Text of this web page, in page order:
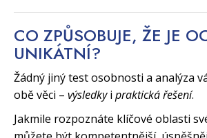
CO ZPŮSOBUJE, ŽE JE
UNIKÁTNÍ?
Žádný jiný test osobnosti a analýza
obě věci – výsledkyi praktická řešení.
Jakmile rozpoznáte klíčové oblasti